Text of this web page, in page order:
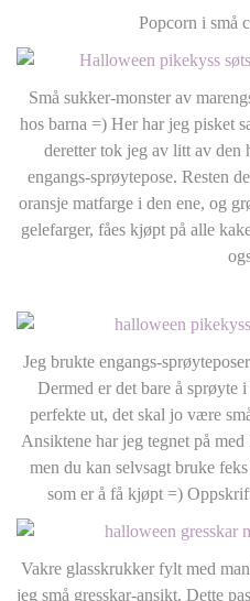
Popcorn i små
Små sukker-monster av
hos barna =) Her har jeg pisket
deretter tok jeg av litt av den
engangs-sprøytepose. Resten
oransje matfarge i den ene, og
gelefarger, fåes kjøpt på alle
Jeg brukte engangs-
Dermed er det bare å sprøyte
perfekte ut, det skal jo være
Ansiktene har jeg tegnet på
men du kan selvsagt bruke
som er å få kjøpt =)
Vakre glasskrukker fylt med
jeg små gresskar-ansikt. Dette